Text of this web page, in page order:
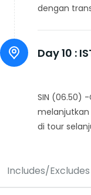
Includes/Excludes
dengan
Day 10 :
SIN (06.50)
melanjutkan
di tour